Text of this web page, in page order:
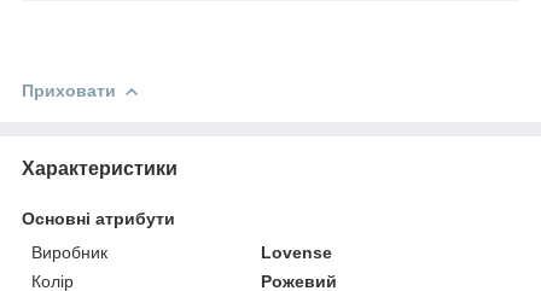
Приховати
Характеристики
Основні атрибути
Виробник
Lovense
Колір
Рожевий